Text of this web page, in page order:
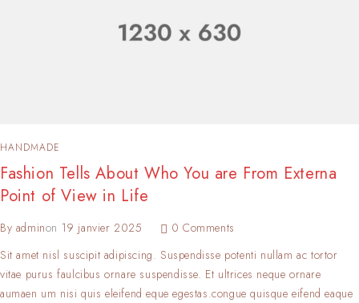
HANDMADE
Fashion Tells About Who You are From Externa
Point of View in Life
By adminon 19 janvier 2025
0 Comments
Sit amet nisl suscipit adipiscing. Suspendisse potenti nullam ac tortor
vitae purus faulcibus ornare suspendisse. Et ultrices neque ornare
aumaen um nisi quis eleifend eque egestas.congue quisque eifend eaque